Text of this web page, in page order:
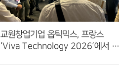
교원창업기업 옵틱믹스, 프랑스
‘Viva Technology 2026’에서 AI